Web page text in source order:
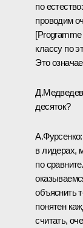
по
проводим
[Programme
классу по
Это
десяток?
А.Фурсенко:
в лидерах,
по
объяснить
понятен
считать,